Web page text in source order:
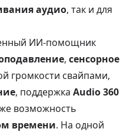
аудио, так и для
ИИ-помощник
, сенсорное
громкости свайпами,
, поддержка Audio 360
возможность
времени. На одной